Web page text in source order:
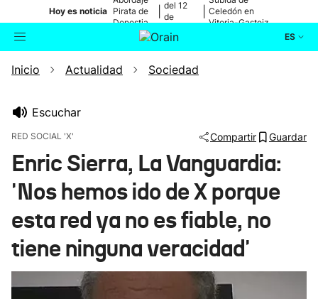
Hoy es noticia Pirata de
Donostia
del 12
de
Celedón en
Vitoria-Gasteiz
ES
Buscador Actualidad
Ikusmiran
Eguraldia
Inicio Actualidad Sociedad
Escuchar
RED SOCIAL 'X' Compartir Guardar
Enric Sierra, La Vanguardia:
'Nos hemos ido de X porque
esta red ya no es fiable, no
tiene ninguna veracidad'